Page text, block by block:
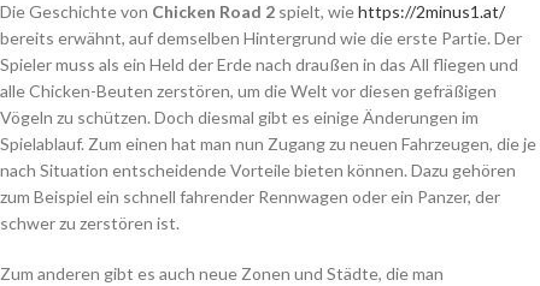
Die Geschichte von Chicken Road 2 spielt, wiehttps://2minus1.at/
bereits erwähnt, auf demselben Hintergrund wie die erste Partie. Der
Spieler muss als ein Held der Erde nach draußen in das All fliegen und
alle Chicken-Beuten zerstören, um die Welt vor diesen gefräßigen
Vögeln zu schützen. Doch diesmal gibt es einige Änderungen im
Spielablauf. Zum einen hat man nun Zugang zu neuen Fahrzeugen, die je
nach Situation entscheidende Vorteile bieten können. Dazu gehören
zum Beispiel ein schnell fahrender Rennwagen oder ein Panzer, der
schwer zu zerstören ist.
Zum anderen gibt es auch neue Zonen und Städte, die man